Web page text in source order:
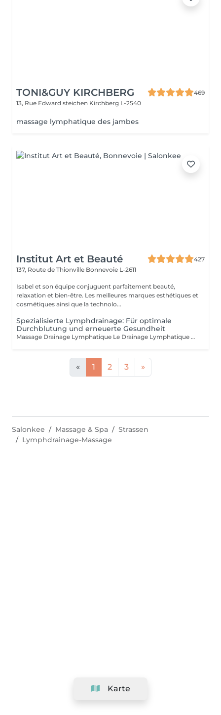
TONI&GUY KIRCHBERG
469
13, Rue Edward steichen Kirchberg L-2540
massage lymphatique des jambes
Institut Art et Beauté
427
137, Route de Thionville Bonnevoie L-2611
Isabel et son équipe conjuguent parfaitement beauté,
relaxation et bien-être. Les meilleures marques esthétiques et
cosmétiques ainsi que la technolo...
Spezialisierte Lymphdrainage: Für optimale
Durchblutung und erneuerte Gesundheit
Massage Drainage Lymphatique Le Drainage Lymphatique Manuel c'est une technique de massage douce visant à réduire la rétention d'eau, stimuler la circulation lymphatique et détoxifier le corps. Il aide à diminuer la cellulite, remodeler le corps et renforcer le système immunitaire. Les Bienfaits Réduction de la Rétention d'Eau : Soulage les gonflements et favorise un fonctionnement corporel équilibré. Stimulation de la Circulation Lymphatique : Aide à éliminer les déchets et toxines. Détoxification : Contribue à un système immunitaire plus sain. Réduction de la Cellulite : Lisse et tonifie la peau. Remodelage du Corps : Améliore l'apparence générale. Soulagement Post-Opératoire : Réduit l'dème et accélère la guérison. Soulagement des Jambes Lourdes : Réduit la sensation de lourdeur et de fatigue dans les jambes. La Technique Le DLM utilise des mouvements légers et rythmiques, appliqués en direction du cur pour encourager le drainage lymphatique. C'est une méthode non invasive, relaxante et efficace. Indications Le DLM est recommandé pour : Gonflements et dèmes Cellulite Gonflements post-opératoires Jambes lourdes et fatiguées Fatigue chronique Système immunitaire affaibli Besoins de détoxification Nos praticiennes diplomées: Carla Fatima Lisete Marie Francesca Offrez-vous un moment de purification et de légèreté, car personne ne mérite plus de prendre soin de son corps que vous
« 1 2 3 »
Karte
Salonkee Massage & Spa
Strassen
Lymphdrainage-Massage